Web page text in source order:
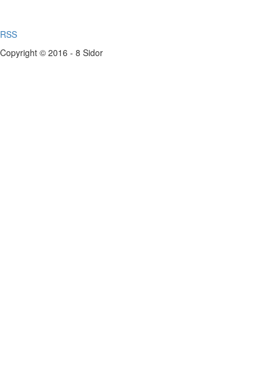
RSS
Copyright © 2016 - 8 Sidor